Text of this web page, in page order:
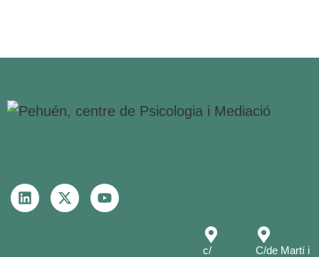
c/
C/de Martí i